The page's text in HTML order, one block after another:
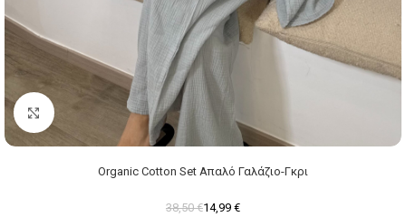
Click to enlarge
Organic Cotton Set Απαλό Γαλάζιο-Γκρι
38,50€14,99 €